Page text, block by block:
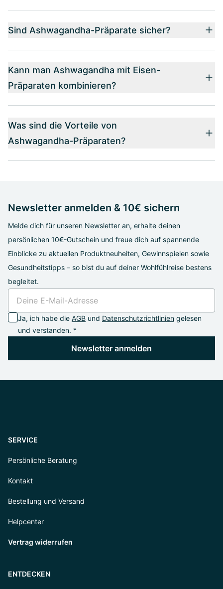
Sind Ashwagandha-Präparate sicher?
Kann man Ashwagandha mit Eisen-
Präparaten kombinieren?
Was sind die Vorteile von
Ashwagandha-Präparaten?
Newsletter anmelden & 10€ sichern
Melde dich für unseren Newsletter an, erhalte deinen
persönlichen 10€-Gutschein und freue dich auf spannende
Einblicke zu aktuellen Produktneuheiten, Gewinnspielen sowie
Gesundheitstipps – so bist du auf deiner Wohlfühlreise bestens
begleitet.
Ja, ich habe die AGB und Datenschutzrichtlinien gelesen
und verstanden. *
Newsletter anmelden
SERVICE
Persönliche Beratung
Kontakt
Bestellung und Versand
Helpcenter
Vertrag widerrufen
ENTDECKEN